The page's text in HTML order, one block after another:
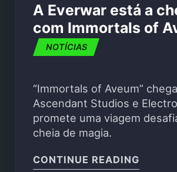
A Everwar está a
com Immortals of
NOTÍCIAS
“Immortals of Aveum”
Ascendant Studios e
promete uma viagem
cheia de magia.
CONTINUE READING